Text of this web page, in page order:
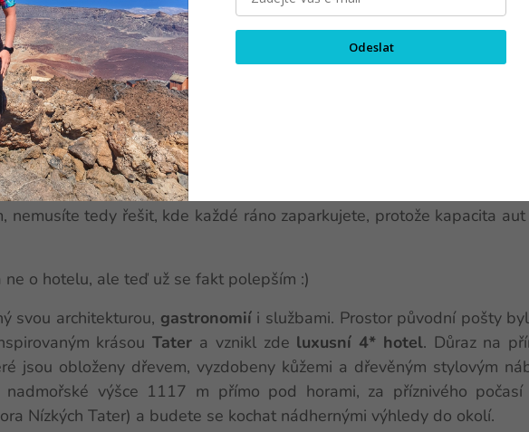
lanovku areálu po pravé straně. Vyjedete nahoru, sjedete na
sedačku, a při pokračování doleva dojedete až ke kabině na
nejede přímo ze spodu, odnikud, musíte přestoupit. Pokud se vám
v létě tato kabina nejezdí), dojdete kolem
(max. 5 minut pěšky od hotelu více méně po rovince) končící u
kabině na Chopok. Lyžařské středisko
je opravdu
lyžařským střediskům
, bohužel tedy i cenově. Na jednu
stranu Chopku. Hotel má tedy luxusní polohu, hostům
nemusíte tedy řešit, kde každé ráno zaparkujete, protože kapacita
o hotelu, ale teď už se fakt polepším :)
svou architekturou, gastronomiíi službami. Prostor původní pošty
krásouTater a vznikl zde luxusní 4* hotel. Důraz na
jsou obloženy dřevem, vyzdobeny kůžemi a dřevěným stylovým
výšce 1117 m přímo pod horami, za příznivého počasí
Nízkých Tater) a budete se kochat nádhernými výhledy do okolí.
Odeslat